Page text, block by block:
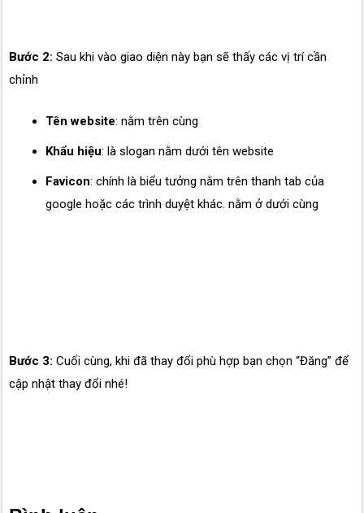
Bước 2: Sau khi vào giao diện này bạn sẽ thấy các vị trí cần
chỉnh
Tên website: nằm trên cùng
Khẩu hiệu: là slogan nằm dưới tên website
Favicon: chính là biểu tưởng nằm trên thanh tab của
google hoặc các trình duyệt khác. nằm ở dưới cùng
Bước 3: Cuối cùng, khi đã thay đổi phù hợp bạn chọn “Đăng” để
cập nhật thay đổi nhé!